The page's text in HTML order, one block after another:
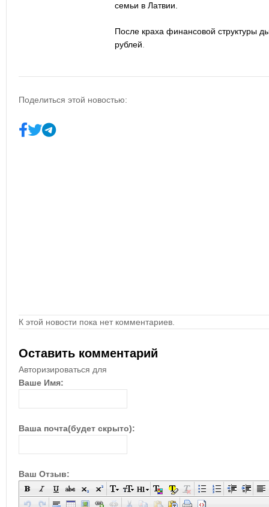
семьи в Латвии.
После краха финансовой структуры
рублей
Поделиться этой новостью:
К этой новости пока нет комментариев.
Оставить комментарий
Авторизироваться для
Ваше Имя:
Ваша почта(будет скрыто):
Ваш Отзыв: